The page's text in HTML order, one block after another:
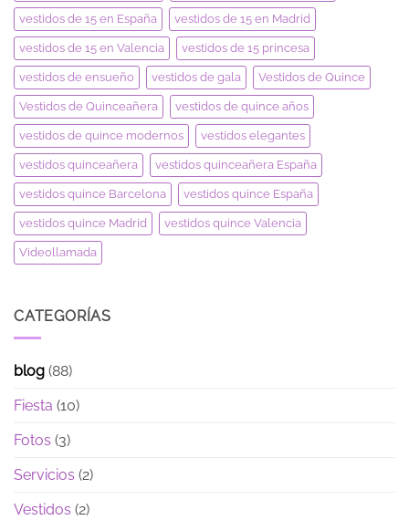
vestidos de 15 en España vestidos de 15 en Madrid
vestidos de 15 en Valencia vestidos de 15 princesa
vestidos de ensueño vestidos de gala Vestidos de Quince
Vestidos de Quinceañera vestidos de quince años
vestidos de quince modernos vestidos elegantes
vestidos quinceañera vestidos quinceañera España
vestidos quince Barcelona vestidos quince España
vestidos quince Madrid vestidos quince Valencia
Videollamada
CATEGORÍAS
blog (88)
Fiesta (10)
Fotos (3)
Servicios (2)
Vestidos (2)